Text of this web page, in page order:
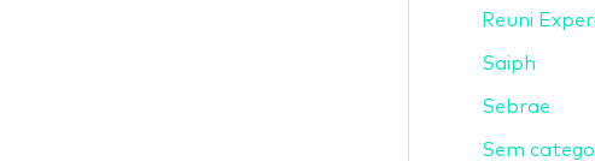
Reuni
Saiph
Sebrae
Sem